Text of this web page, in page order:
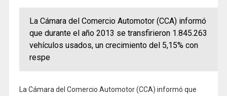
La Cámara del Comercio Automotor (CCA) informó
que durante el año 2013 se transfirieron 1.845.263
vehículos usados, un crecimiento del 5,15% con
respe
La Cámara del Comercio Automotor (CCA) informó que